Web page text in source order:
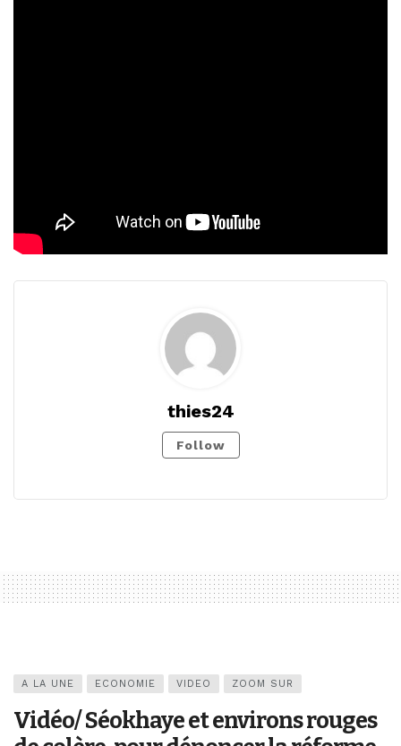
thies24
Follow
A LA UNE ECONOMIE VIDEO ZOOM SUR
Vidéo/ Séokhaye et environs rouges